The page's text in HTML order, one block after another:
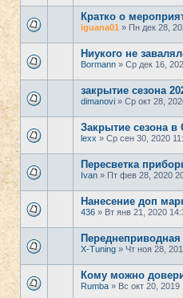
Кратко о
iguana01 » Пн дек 28,
Ниукого не
Bormann » Ср дек 16,
закрытие сезона
dimanovi » Ср окт 28,
Закрытие сезона в
lexx » Ср сен 30, 2020
Пересветка
Ivan » Пт фев 28, 2020
Нанесение доп
436 » Вт янв 21, 2020
X-Tuning » Чт ноя 28,
Кому можно
Rumba » Вс окт 20,